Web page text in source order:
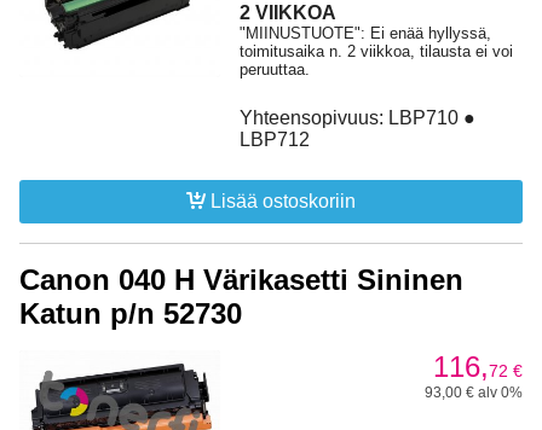
2 VIIKKOA
"MIINUSTUOTE": Ei enää hyllyssä,
toimitusaika n. 2 viikkoa, tilausta ei voi
peruuttaa.
Yhteensopivuus: LBP710 ●
LBP712
Lisää ostoskoriin
Canon 040 H Värikasetti Sininen
Katun p/n 52730
116,72 €
93,00 € alv 0%